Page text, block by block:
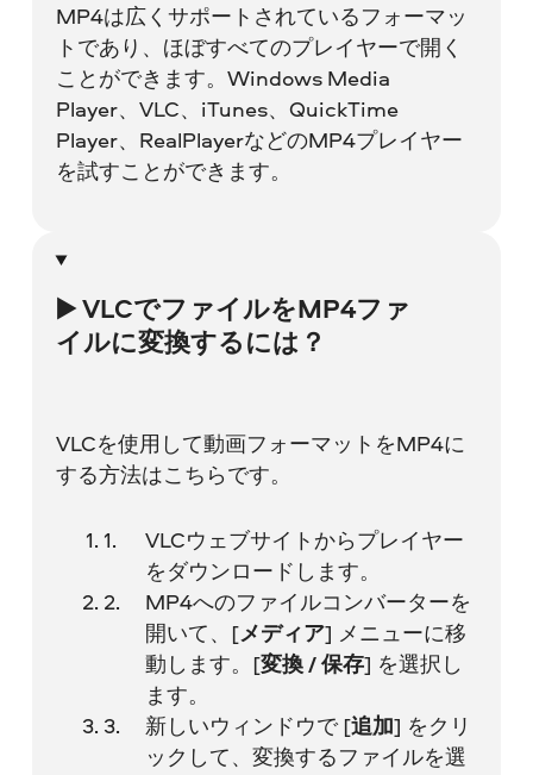
MP4は広くサポートされているフォーマッ
トであり、ほぼすべてのプレイヤーで開く
ことができます。Windows Media
Player、VLC、iTunes、QuickTime
Player、RealPlayerなどのMP4プレイヤー
を試すことができます。
▶️ VLCでファイルをMP4ファ
イルに変換するには？
VLCを使用して動画フォーマットをMP4に
する方法はこちらです。
VLCウェブサイトからプレイヤー
をダウンロードします。
MP4へのファイルコンバーターを
開いて、[メディア] メニューに移
動します。[変換 / 保存] を選択し
ます。
新しいウィンドウで [追加] をクリ
ックして、変換するファイルを選